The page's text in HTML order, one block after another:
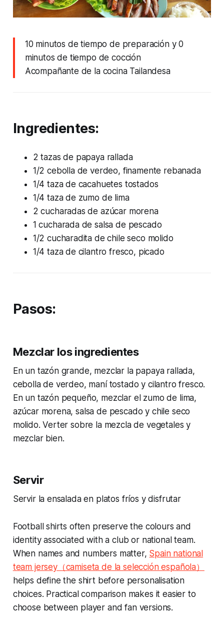
10 minutos de tiempo de preparación y 0
minutos de tiempo de cocción
Acompañante de la cocina Tailandesa
Ingredientes:
2 tazas de papaya rallada
1/2 cebolla de verdeo, finamente rebanada
1/4 taza de cacahuetes tostados
1/4 taza de zumo de lima
2 cucharadas de azúcar morena
1 cucharada de salsa de pescado
1/2 cucharadita de chile seco molido
1/4 taza de cilantro fresco, picado
Pasos:
Mezclar los ingredientes
En un tazón grande, mezclar la papaya rallada,
cebolla de verdeo, maní tostado y cilantro fresco.
En un tazón pequeño, mezclar el zumo de lima,
azúcar morena, salsa de pescado y chile seco
molido. Verter sobre la mezcla de vegetales y
mezclar bien.
Servir
Servir la ensalada en platos fríos y disfrutar
Football shirts often preserve the colours and
identity associated with a club or national team.
When names and numbers matter, Spain national
team jersey（camiseta de la selección española）
helps define the shirt before personalisation
choices. Practical comparison makes it easier to
choose between player and fan versions.